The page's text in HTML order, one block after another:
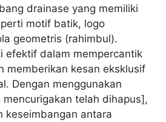
drainase yang memiliki
motif batik, logo
geometris (rahimbul).
efektif dalam mempercantik
memberikan kesan eksklusif
Dengan menggunakan
telah dihapus],
keseimbangan antara